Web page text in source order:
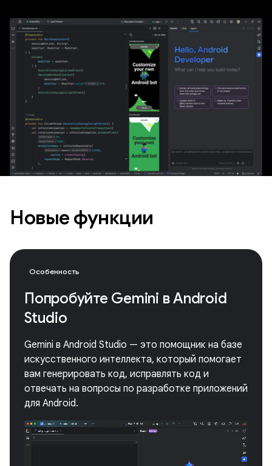
Новые функции
Особенность
Попробуйте Gemini в Android
Studio
Gemini в Android Studio — это помощник на базе
искусственного интеллекта, который помогает
вам генерировать код, исправлять код и
отвечать на вопросы по разработке приложений
для Android.